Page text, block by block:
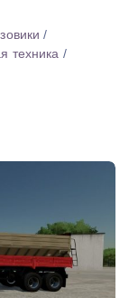
/
техника /